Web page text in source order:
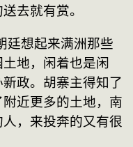
去就有赏。
想起来满洲那些
地，闲着也是闲
政。胡寨主得知了
近更多的土地，南
，来投奔的又有很